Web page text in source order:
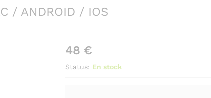
/ ANDROID / IOS
48 €
Status: En stock